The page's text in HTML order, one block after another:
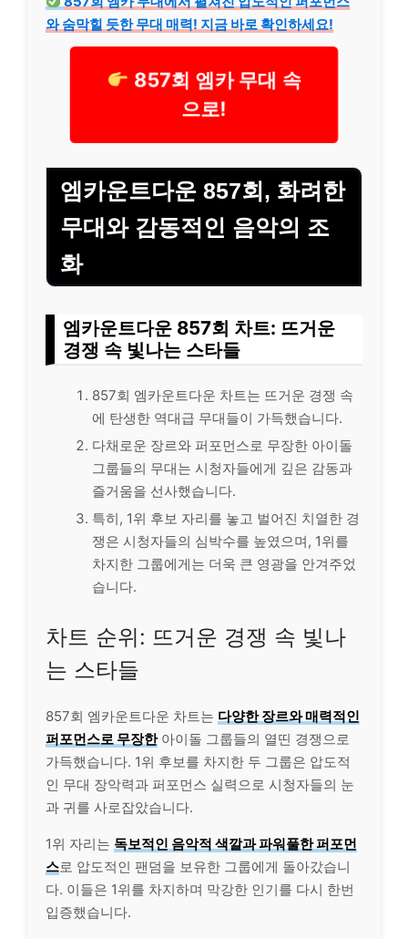
와 숨막힐 듯한 무대 매력! 지금 바로 확인하세요!
857회 엠카 무대 속
으로!
엠카운트다운 857회, 화려한
무대와 감동적인 음악의 조
화
엠카운트다운 857회 차트: 뜨거운
경쟁 속 빛나는 스타들
857회 엠카운트다운 차트는 뜨거운 경쟁 속
에 탄생한 역대급 무대들이 가득했습니다.
다채로운 장르와 퍼포먼스로 무장한 아이돌
그룹들의 무대는 시청자들에게 깊은 감동과
즐거움을 선사했습니다.
특히, 1위 후보 자리를 놓고 벌어진 치열한 경
쟁은 시청자들의 심박수를 높였으며, 1위를
차지한 그룹에게는 더욱 큰 영광을 안겨주었
습니다.
차트 순위: 뜨거운 경쟁 속 빛나
는 스타들
857회 엠카운트다운 차트는 다양한 장르와 매력적인
퍼포먼스로 무장한아이돌 그룹들의 열띤 경쟁으로
가득했습니다. 1위 후보를 차지한 두 그룹은 압도적
인 무대 장악력과 퍼포먼스 실력으로 시청자들의 눈
과 귀를 사로잡았습니다.
1위 자리는 독보적인 음악적 색깔과 파워풀한 퍼포먼
스로 압도적인 팬덤을 보유한 그룹에게 돌아갔습니
다. 이들은 1위를 차지하며 막강한 인기를 다시 한번
입증했습니다.